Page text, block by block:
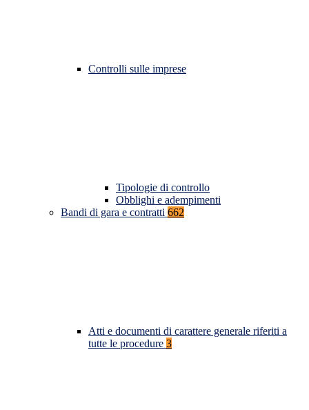
Controlli sulle imprese
Tipologie di controllo
Obblighi e adempimenti
Bandi di gara e contratti 662
Atti e documenti di carattere generale riferiti a
tutte le procedure 3